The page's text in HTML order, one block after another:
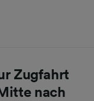
Zugfahrt
nach